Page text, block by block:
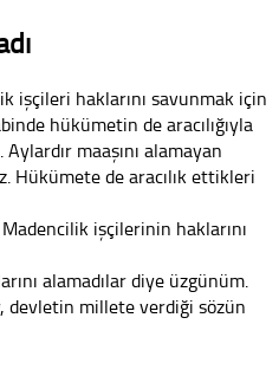
işçileri haklarını savunmak için
hükümetin de aracılığıyla
maaşını alamayan
Hükümete de aracılık ettikleri
işçilerinin haklarını
alamadılar diye üzgünüm.
devletin millete verdiği sözün